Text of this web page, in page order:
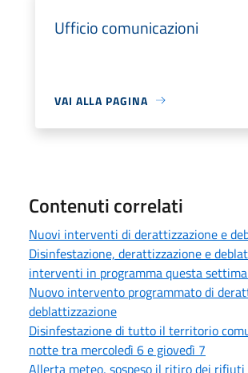
Ufficio comunicazioni
VAI ALLA PAGINA
Contenuti correlati
Nuovi interventi di derattizzazione e
Disinfestazione, derattizzazione e
interventi in programma questa
Nuovo intervento programmato di
deblattizzazione
Disinfestazione di tutto il territorio
notte tra mercoledì 6 e giovedì 7
Allerta meteo, sospeso il ritiro dei